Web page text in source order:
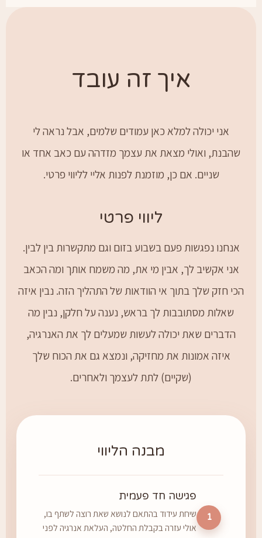
איך זה עובד
אני יכולה למלא כאן עמודים שלמים, אבל נראה לי
שהבנת, ואולי מצאת את עצמך מזדהה עם כאב אחד או
שניים. אם כן, מוזמנת לפנות אליי לליווי פרטי.
ליווי פרטי
אנחנו נפגשות פעם בשבוע בזום וגם מתקשרות בין לבין.
אני אקשיב לך, אבין מי את, מה משמח אותך ומה הכאב
הכי חזק שלך בתוך אי הוודאות של התהליך הזה. נבין איזה
שאלות מסתובבות לך בראש, נענה על חלקן, נבין מה
הדברים שאת יכולה לעשות שמעלים לך את האנרגיה,
איזה אמונות את מחזיקה, ונמצא גם את הכוח שלך
(שקיים) לתת לעצמך ולאחרים.
מבנה הליווי
1
פגישה חד פעמית
שיחת עידוד בהתאם לנושא שאת רוצה לשתף בו,
אולי עזרה בקבלת החלטה, העלאת אנרגיה לפני